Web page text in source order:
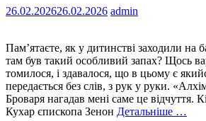
26.02.202626.02.2026 admin
Пам’ятаєте, як у дитинстві заходили на
там був такий особливий запах? Щось
томилося, і здавалося, що в цьому є
передається без слів, з рук у руки.
Броваря нагадав мені саме це відчуття.
Кухар єпископа Зенон Детальніше …